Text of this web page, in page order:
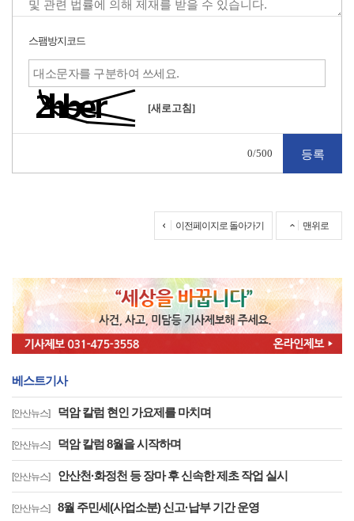
스팸방지코드
[새로고침]
0/500
이전페이지로 돌아가기 맨위로
베스트기사
[안산뉴스] 덕암 칼럼 현인 가요제를 마치며
[안산뉴스] 덕암 칼럼 8월을 시작하며
[안산뉴스] 안산천·화정천 등 장마 후 신속한 제초 작업 실시
[안산뉴스] 8월 주민세(사업소분) 신고·납부 기간 운영